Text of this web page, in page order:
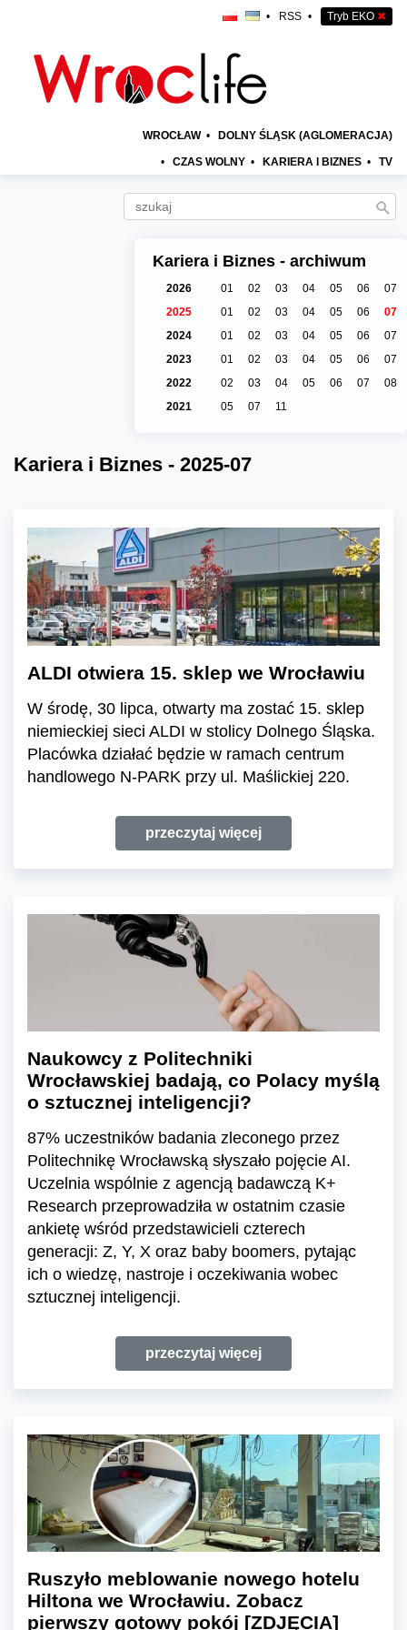
• RSS • Tryb EKO ✖
WROCŁAW • DOLNY ŚLĄSK (AGLOMERACJA)
• CZAS WOLNY • KARIERA I BIZNES • TV
Kariera i Biznes - archiwum
2026 01 02 03 04 05 06
07
2025
01 02 03 04 05 06
07
2024
01 02 03 04 05 06
07
2023
01 02 03 04 05 06
07
2022
02 03 04 05 06 07
08
2021
05 07 11
Kariera i Biznes - 2025-07
ALDI otwiera 15. sklep we Wrocławiu
W środę, 30 lipca, otwarty ma zostać 15. sklep
niemieckiej sieci ALDI w stolicy Dolnego Śląska.
Placówka działać będzie w ramach centrum
handlowego N-PARK przy ul. Maślickiej 220.
przeczytaj więcej
Naukowcy z Politechniki
Wrocławskiej badają, co Polacy myślą
o sztucznej inteligencji?
87% uczestników badania zleconego przez
Politechnikę Wrocławską słyszało pojęcie AI.
Uczelnia wspólnie z agencją badawczą K+
Research przeprowadziła w ostatnim czasie
ankietę wśród przedstawicieli czterech
generacji: Z, Y, X oraz baby boomers, pytając
ich o wiedzę, nastroje i oczekiwania wobec
sztucznej inteligencji.
przeczytaj więcej
Ruszyło meblowanie nowego hotelu
Hiltona we Wrocławiu. Zobacz
pierwszy gotowy pokój [ZDJĘCIA]